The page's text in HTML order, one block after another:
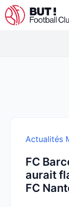
Aller
au
Actualités
FC
aurait
FC